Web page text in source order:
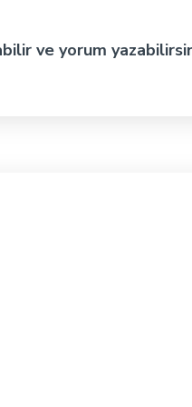
ve yorum